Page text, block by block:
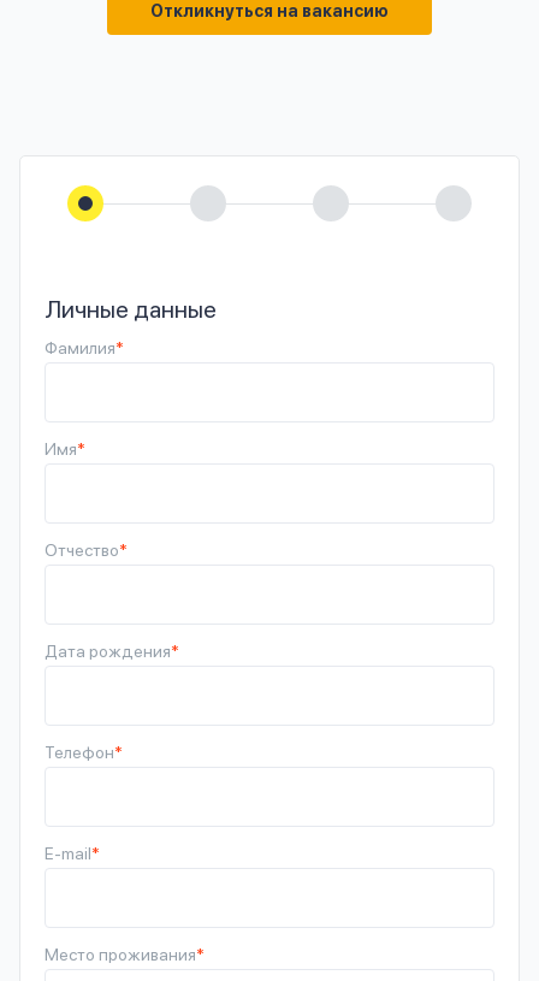
Откликнуться на вакансию
Личные данные
Фамилия*
Имя*
Отчество*
Дата рождения*
Телефон*
E-mail*
Место проживания*